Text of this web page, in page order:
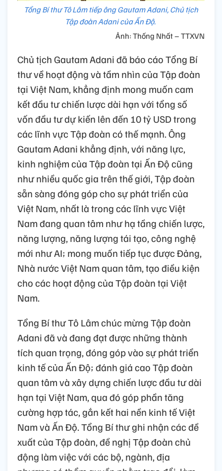
Tổng Bí thư Tô Lâm tiếp ông Gautam Adani, Chủ tịch
Tập đoàn Adani của Ấn Độ.
Ảnh: Thống Nhất – TTXVN
Chủ tịch Gautam Adani đã báo cáo Tổng Bí
thư về hoạt động và tầm nhìn của Tập đoàn
tại Việt Nam, khẳng định mong muốn cam
kết đầu tư chiến lược dài hạn với tổng số
vốn đầu tư dự kiến lên đến 10 tỷ USD trong
các lĩnh vực Tập đoàn có thế mạnh. Ông
Gautam Adani khẳng định, với năng lực,
kinh nghiệm của Tập đoàn tại Ấn Độ cũng
như nhiều quốc gia trên thế giới, Tập đoàn
sẵn sàng đóng góp cho sự phát triển của
Việt Nam, nhất là trong các lĩnh vực Việt
Nam đang quan tâm như hạ tầng chiến lược,
năng lượng, năng lượng tái tạo, công nghệ
mới như AI; mong muốn tiếp tục được Đảng,
Nhà nước Việt Nam quan tâm, tạo điều kiện
cho các hoạt động của Tập đoàn tại Việt
Nam.
Tổng Bí thư Tô Lâm chúc mừng Tập đoàn
Adani đã và đang đạt được những thành
tích quan trọng, đóng góp vào sự phát triển
kinh tế của Ấn Độ; đánh giá cao Tập đoàn
quan tâm và xây dựng chiến lược đầu tư dài
hạn tại Việt Nam, qua đó góp phần tăng
cường hợp tác, gắn kết hai nền kinh tế Việt
Nam và Ấn Độ. Tổng Bí thư ghi nhận các đề
xuất của Tập đoàn, đề nghị Tập đoàn chủ
động làm việc với các bộ, ngành, địa